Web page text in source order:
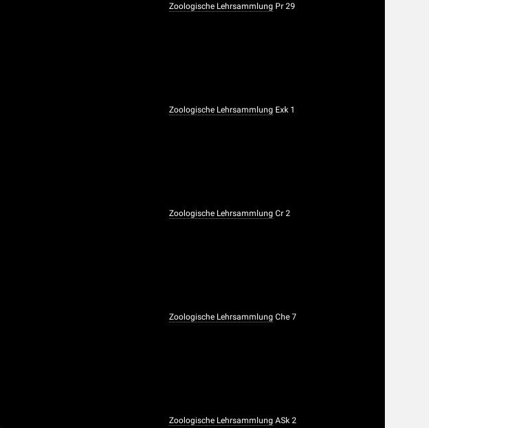
Zoologische Lehrsammlung Pr 29
Zoologische Lehrsammlung Exk 1
Zoologische Lehrsammlung Cr 2
Zoologische Lehrsammlung Che 7
Zoologische Lehrsammlung ASk 2